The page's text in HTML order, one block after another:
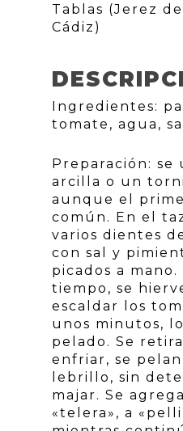
Tablas (Jerez
Cádiz)
Ingredientes:
tomate, agua,
Preparación: se
arcilla o un
aunque el
común. En el
varios dientes
con sal y
picados a mano.
tiempo, se
escaldar los
unos minutos,
pelado. Se
enfriar, se pelan
lebrillo, sin
majar. Se
«telera», a